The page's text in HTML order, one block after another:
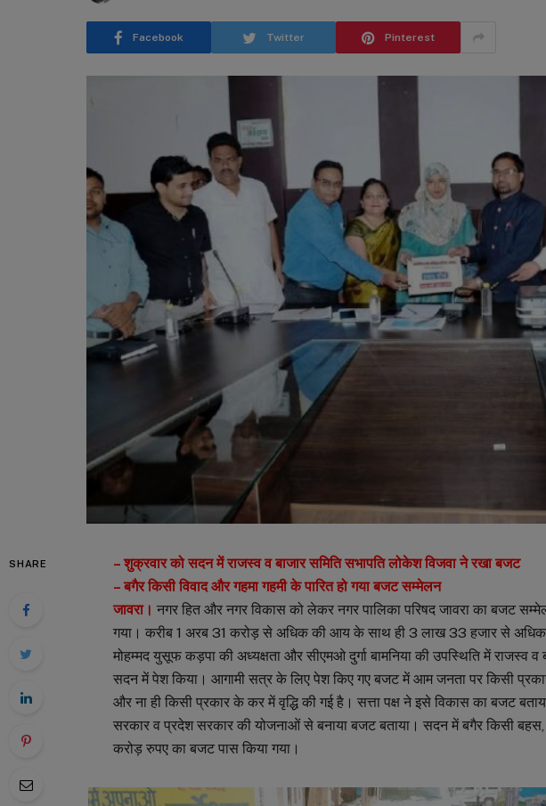
Facebook Twitter Pinterest
SHARE
– शुक्रवार को सदन में राजस्व व बाजार समिति सभापति लोकेश विजवा ने रखा बजट
– बगैर किसी विवाद और गहमा गहमी के पारित हो गया बजट सम्मेलन
जावरा। नगर हित और नगर विकास को लेकर नगर पालिका परिषद जावरा का बजट
गया। करीब 1 अरब 31 करोड़ से अधिक की आय के साथ ही 3 लाख 33 हजार से अधिक
मोहम्मद युसूफ कड़पा की अध्यक्षता और सीएमओ दुर्गा बामनिया की उपस्थिति में राजस्व व
सदन में पेश किया। आगामी सत्र के लिए पेश किए गए बजट में आम जनता पर किसी
और ना ही किसी प्रकार के कर में वृद्धि की गई है। सत्ता पक्ष ने इसे विकास का बजट
सरकार व प्रदेश सरकार की योजनाओं से बनाया बजट बताया। सदन में बगैर किसी बहस,
करोड़ रुपए का बजट पास किया गया।